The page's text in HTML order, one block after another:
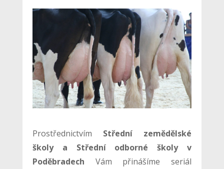
Prostřednictvím Střední zemědělské
školy a Střední odborné školy v
Poděbradech Vám přinášíme seriál